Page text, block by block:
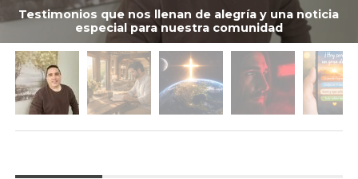
Testimonios que nos llenan de alegría y una noticia
especial para nuestra comunidad